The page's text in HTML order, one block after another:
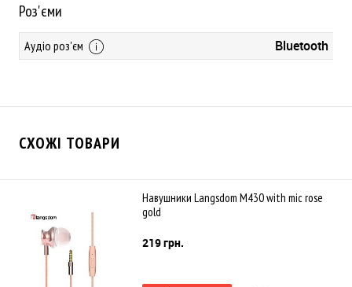
Роз'єми
Аудіо роз'єм Bluetooth
СХОЖІ ТОВАРИ
Навушники Langsdom M430 with mic rose
gold
219 грн.